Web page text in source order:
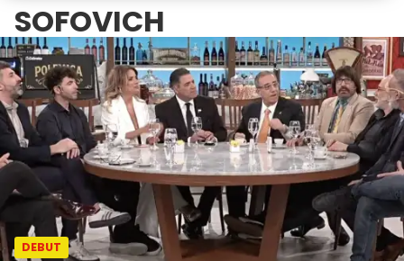
SOFOVICH
DEBUT